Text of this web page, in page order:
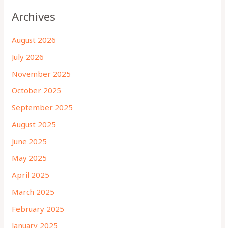
Archives
August 2026
July 2026
November 2025
October 2025
September 2025
August 2025
June 2025
May 2025
April 2025
March 2025
February 2025
January 2025